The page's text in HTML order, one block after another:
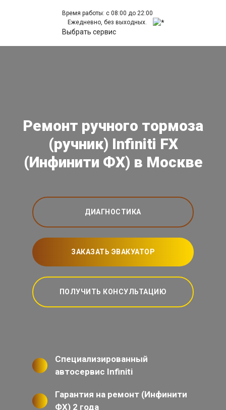
Время работы: с 08:00 до 22:00
Ежедневно, без выходных.
Выбрать сервис
Ремонт ручного тормоза
(ручник) Infiniti FX
(Инфинити ФХ) в Москве
ДИАГНОСТИКА
ЗАКАЗАТЬ ЭВАКУАТОР
ПОЛУЧИТЬ КОНСУЛЬТАЦИЮ
Специализированный
автосервис Infiniti
Гарантия на ремонт (Инфинити
ФХ) 2 года